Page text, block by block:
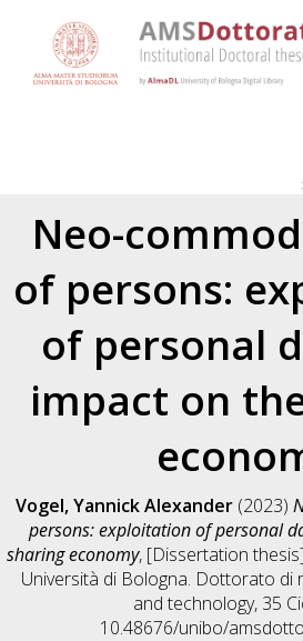
Neo-
of persons:
of personal
impact on
Vogel, Yannick Alexander (2023)
persons: exploitation of personal
sharing economy, [Dissertation
Università di Bologna. Dottorato di
and technology, 35
10.48676/unibo/